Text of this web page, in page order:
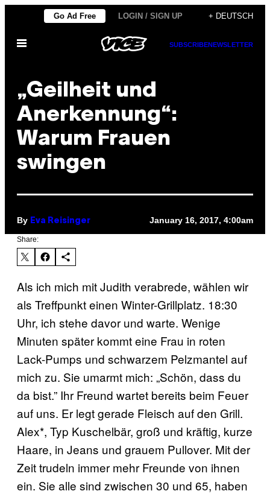
content
Go Ad Free LOGIN / SIGN UP + DEUTSCH
Open
SUBSCRIBENEWSLETTER
„Geilheit und
Anerkennung“:
Warum Frauen
swingen
By Eva Reisinger January 16, 2017, 4:00am
Share:
Als ich mich mit Judith verabrede, wählen wir
als Treffpunkt einen Winter-Grillplatz. 18:30
Uhr, ich stehe davor und warte. Wenige
Minuten später kommt eine Frau in roten
Lack-Pumps und schwarzem Pelzmantel auf
mich zu. Sie umarmt mich: „Schön, dass du
da bist.” Ihr Freund wartet bereits beim Feuer
auf uns. Er legt gerade Fleisch auf den Grill.
Alex*, Typ Kuschelbär, groß und kräftig, kurze
Haare, in Jeans und grauem Pullover. Mit der
Zeit trudeln immer mehr Freunde von ihnen
ein. Sie alle sind zwischen 30 und 65, haben